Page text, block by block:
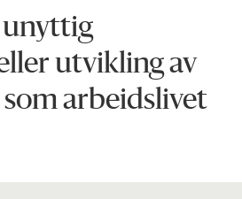
unyttig
utvikling av
arbeidslivet